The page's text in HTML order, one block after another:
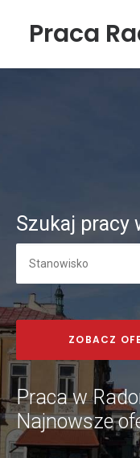
Praca
Szukaj pracy
Praca w
Najnowsze